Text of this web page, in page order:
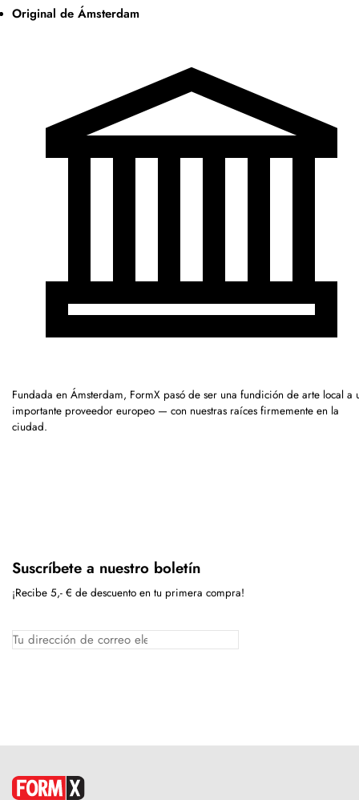
Original de Ámsterdam
Fundada en Ámsterdam, FormX pasó de ser una fundición de arte local a
importante proveedor europeo — con nuestras raíces firmemente en la
ciudad.
Suscríbete a nuestro boletín
¡Recibe 5,- € de descuento en tu primera compra!